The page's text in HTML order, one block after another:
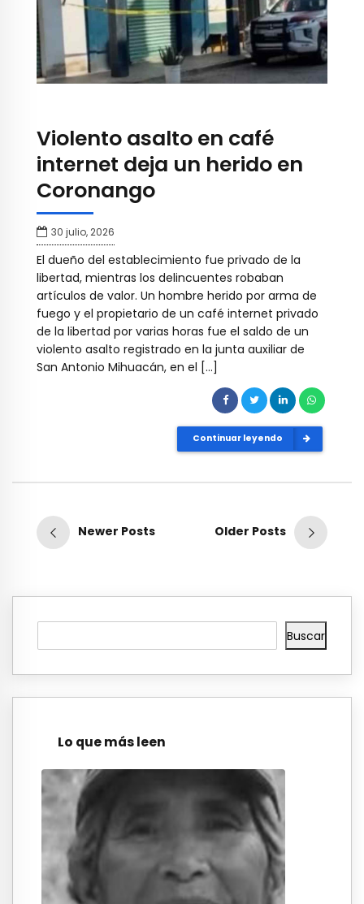
Violento asalto en café
internet deja un herido en
Coronango
30 julio, 2026
El dueño del establecimiento fue privado de la
libertad, mientras los delincuentes robaban
artículos de valor. Un hombre herido por arma de
fuego y el propietario de un café internet privado
de la libertad por varias horas fue el saldo de un
violento asalto registrado en la junta auxiliar de
San Antonio Mihuacán, en el […]
Continuar leyendo
Newer Posts Older Posts
Buscar
Lo que más leen